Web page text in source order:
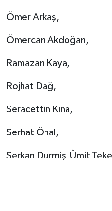
Ömer Arkaş,
Ömercan Akdoğan,
Ramazan Kaya,
Rojhat Dağ,
Seracettin Kına,
Serhat Önal,
Serkan Durmiş Ümit Teke